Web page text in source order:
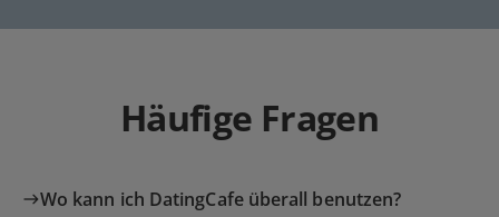
Häufige Fragen
Wo kann ich DatingCafe überall benutzen?